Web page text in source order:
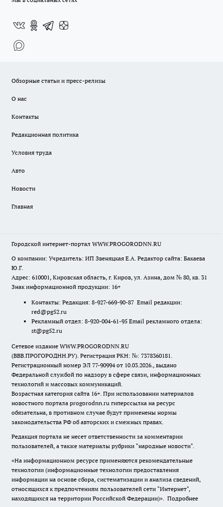
Обзорные статьи и пресс-релизы
О нас
Контакты
Редакционная политика
Условия труда
Авто
Новости
Главная
Городской интернет-портал WWW.PROGORODNN.RU
О компании: Учредитель: ИП Звеняцкая Е.А. Редактор сайта: Бакаева
Ю.Г.
Адрес: 610001, Кировская область, г. Киров, ул. Азина, дом № 80, кв. 31
Знак информационной продукции: 16+
Контакты: Редакция: 8-927-669-90-87 Email редакции:
red@pg52.ru
Рекламный отдел: 8-920-004-61-95 Email рекламного отдела:
st@pg52.ru
Сетевое издание WWW.PROGORODNN.RU
(ВВВ.ПРОГОРОДНН.РУ). Регистрация РКН: №: 7378360181.
Регистрационный номер ЭЛ 77-90994 от 10.03.2026., выдано
Федеральной службой по надзору в сфере связи, информационных
технологий и массовых коммуникаций.
Возрастная категория сайта 16+. При использовании материалов
новостного портала progorodnn.ru гиперссылка на ресурс
обязательна, в противном случае будут применены нормы
законодательства РФ об авторских и смежных правах.
Редакция портала не несет ответственности за комментарии
пользователей, а также материалы рубрики "народные новости".
«На информационном ресурсе применяются рекомендательные
технологии (информационные технологии предоставления
информации на основе сбора, систематизации и анализа сведений,
относящихся к предпочтениям пользователей сети "Интернет",
находящихся на территории Российской Федерации)». Подробнее